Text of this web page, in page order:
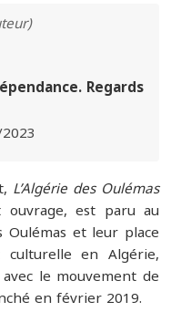
Regards
L’Algérie des Oulémas
est paru au
et leur place
en Algérie,
le mouvement de
en février 2019.